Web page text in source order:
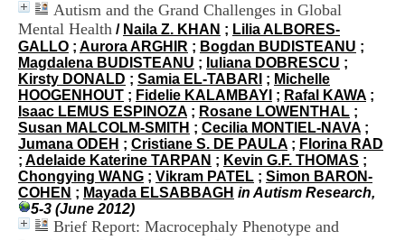
Autism and the Grand Challenges in Global
Mental Health / Naila Z. KHAN ; Lilia ALBORES-
GALLO ; Aurora ARGHIR ; Bogdan BUDISTEANU ;
Magdalena BUDISTEANU ; Iuliana DOBRESCU ;
Kirsty DONALD ; Samia EL-TABARI ; Michelle
HOOGENHOUT ; Fidelie KALAMBAYI ; Rafal KAWA ;
Isaac LEMUS ESPINOZA ; Rosane LOWENTHAL ;
Susan MALCOLM-SMITH ; Cecilia MONTIEL-NAVA ;
Jumana ODEH ; Cristiane S. DE PAULA ; Florina RAD
; Adelaide Katerine TARPAN ; Kevin G.F. THOMAS ;
Chongying WANG ; Vikram PATEL ; Simon BARON-
COHEN ; Mayada ELSABBAGH in Autism Research,
5-3 (June 2012)
Brief Report: Macrocephaly Phenotype and
e
D
o
c
u
m
e
n
t
a
t
i
n